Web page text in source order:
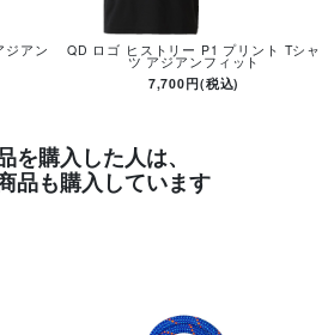
ジアン QD ロゴ ヒストリー P1 プリント Tシャ
ツ アジアンフィット
7,700円(税込)
を購入した人は、
品も購入しています